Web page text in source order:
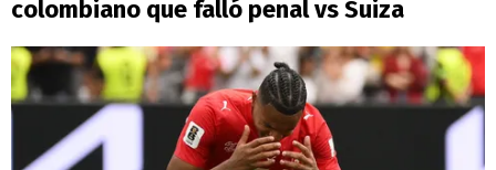
colombiano que falló penal vs Suiza